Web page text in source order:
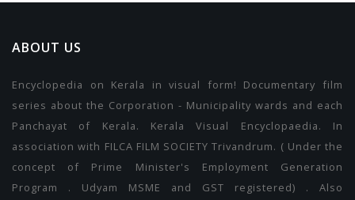
ABOUT US
Encyclopedia on Kerala in visual form! Documentary film
series about the Corporation - Municipality wards and each
Panchayat of Kerala. Kerala Visual Encyclopaedia. In
association with FILCA FILM SOCIETY Trivandrum. ( Under the
concept of Prime Minister's Employment Generation
Program . Udyam MSME and GST registered) . Also